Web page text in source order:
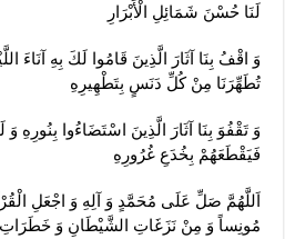
لَنَا حُسْنَ شَمَائِلِ الْأَبْرَارِ
وَ اقْفُ بِنَا آثَارَ الَّذِينَ قَامُوا لَكَ بِهِ آنَاءَ
تُطَهِّرَنَا مِنْ كُلِّ دَنَسٍ بِتَطْهِيرِهِ‏
وَ تَقْفُوَ بِنَا آثَارَ الَّذِينَ اسْتَضَاءُوا بِنُورِهِ
فَيَقْطَعَهُمْ بِخُدَعِ غُرُورِهِ‏
اَللَّهُمَّ صَلِّ عَلَى مُحَمَّدٍ وَ آلِهِ وَ اجْعَلِ
مُونِساً وَ مِنْ نَزَغَاتِ الشَّيْطَانِ وَ